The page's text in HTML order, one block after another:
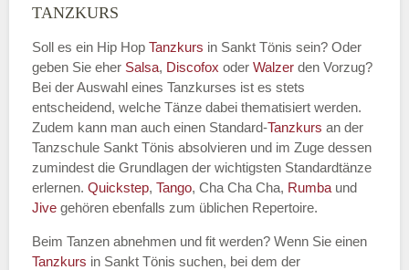
Name des Tanzkurs*
Tanzart*
TANZKURS
Soll es ein Hip Hop Tanzkurs in Sankt Tönis sein? Oder
geben Sie eher Salsa, Discofox oder Walzer den Vorzug?
Bei der Auswahl eines Tanzkurses ist es stets
entscheidend, welche Tänze dabei thematisiert werden.
Zudem kann man auch einen Standard-Tanzkurs an der
Tanzschule Sankt Tönis absolvieren und im Zuge dessen
zumindest die Grundlagen der wichtigsten Standardtänze
erlernen. Quickstep, Tango, Cha Cha Cha, Rumba und
Jive gehören ebenfalls zum üblichen Repertoire.
Beim Tanzen abnehmen und fit werden? Wenn Sie einen
Tanzkurs in Sankt Tönis suchen, bei dem der